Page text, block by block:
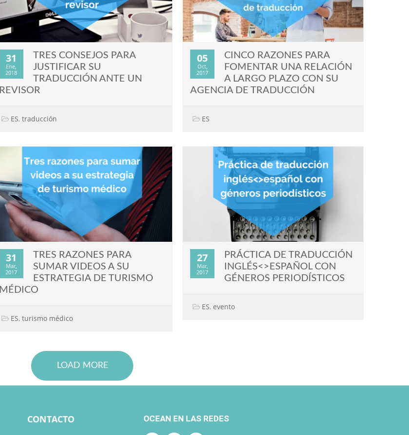
31
Ene,
2018
TRES CONSEJOS PARA
JUSTIFICAR SU
TRADUCCIÓN ANTE UN
REVISOR
ES, traducción
05
Oct,
2017
CINCO RAZONES PARA
FOMENTAR UNA RELACIÓN
A LARGO PLAZO CON SU
AGENCIA DE TRADUCCIÓN
ES
31
Mar,
2017
TRES RAZONES PARA
SUMAR VIDEOS A SU
ESTRATEGIA DE TURISMO
MÉDICO
ES, turismo médico
27
Mar,
2017
PRÁCTICA DE TRADUCCIÓN
INGLÉS<>ESPAÑOL CON
GÉNEROS PERIODÍSTICOS
ES, evento
LOAD MORE
CONTACTO OCEAN EN LAS REDES